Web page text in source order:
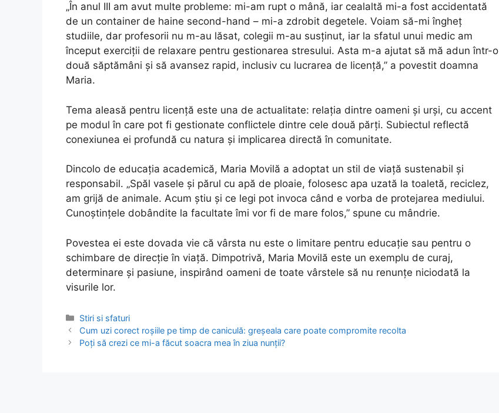
„În anul III am avut multe probleme: mi-am rupt o mână, iar cealaltă mi-a fost accidentată
de un container de haine second-hand – mi-a zdrobit degetele. Voiam să-mi îngheț
studiile, dar profesorii nu m-au lăsat, colegii m-au susținut, iar la sfatul unui medic am
început exerciții de relaxare pentru gestionarea stresului. Asta m-a ajutat să mă adun într-o
două săptămâni și să avansez rapid, inclusiv cu lucrarea de licență,” a povestit doamna
Maria.
Tema aleasă pentru licență este una de actualitate: relația dintre oameni și urși, cu accent
pe modul în care pot fi gestionate conflictele dintre cele două părți. Subiectul reflectă
conexiunea ei profundă cu natura și implicarea directă în comunitate.
Dincolo de educația academică, Maria Movilă a adoptat un stil de viață sustenabil și
responsabil. „Spăl vasele și părul cu apă de ploaie, folosesc apa uzată la toaletă, reciclez,
am grijă de animale. Acum știu și ce legi pot invoca când e vorba de protejarea mediului.
Cunoștințele dobândite la facultate îmi vor fi de mare folos,” spune cu mândrie.
Povestea ei este dovada vie că vârsta nu este o limitare pentru educație sau pentru o
schimbare de direcție în viață. Dimpotrivă, Maria Movilă este un exemplu de curaj,
determinare și pasiune, inspirând oameni de toate vârstele să nu renunțe niciodată la
visurile lor.
Categories
Stiri si sfaturi
Post
navigation
Cum uzi corect roșiile pe timp de caniculă: greșeala care poate compromite recolta
Poți să crezi ce mi-a făcut soacra mea în ziua nunții?